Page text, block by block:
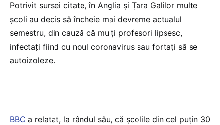
Potrivit sursei citate, în Anglia și Țara Galilor multe
școli au decis să încheie mai devreme actualul
semestru, din cauză că mulți profesori lipsesc,
infectați fiind cu noul coronavirus sau forțați să se
autoizoleze.
BBC a relatat, la rândul său, că școlile din cel puțin 30